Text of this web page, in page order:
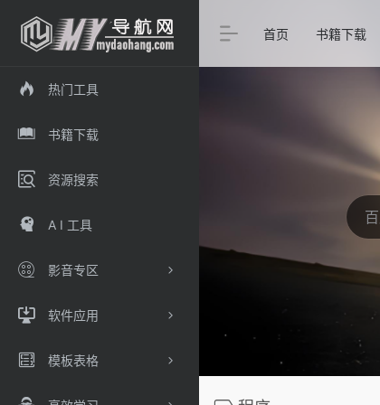
热门工具
书籍下载
资源搜索
A I 工具
影音专区
软件应用
模板表格
首页 书籍下载